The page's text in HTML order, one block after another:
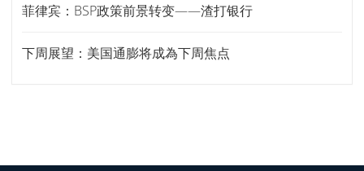
菲律宾：BSP政策前景转变——渣打银行
下周展望：美国通膨将成為下周焦点